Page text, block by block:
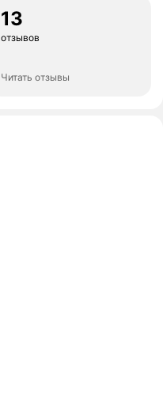
13
отзывов
Читать отзывы